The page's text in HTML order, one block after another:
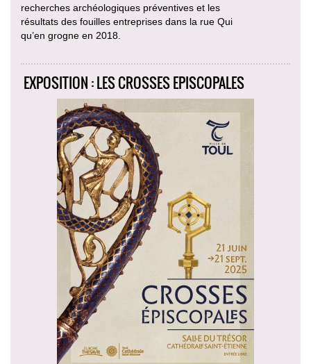
recherches archéologiques préventives et les
résultats des fouilles entreprises dans la rue Qui
qu’en grogne en 2018.
EXPOSITION : LES CROSSES EPISCOPALES